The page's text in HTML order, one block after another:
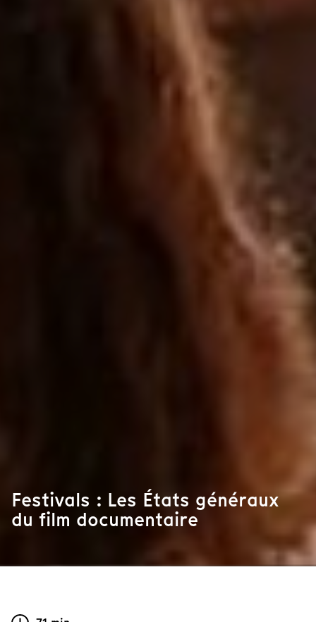
Festivals : Les États généraux
du film documentaire